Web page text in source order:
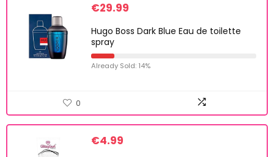
€29.99
Hugo Boss Dark Blue Eau de toilette
spray
Already Sold: 14%
0
€4.99